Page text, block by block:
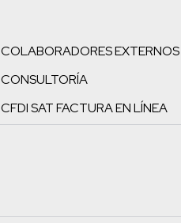
COLABORADORES EXTERNOS
CONSULTORÍA
CFDI SAT FACTURA EN LÍNEA